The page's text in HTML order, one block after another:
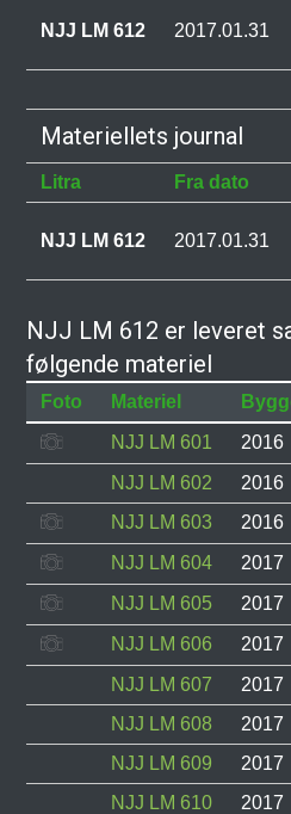
NJJ LM 612 2017.01.31
Materiellets journal
Litra Fra dato
NJJ LM 612 2017.01.31
NJJ LM 612 er leveret
følgende materiel
Foto Materiel
NJJ LM 601
2016
NJJ LM 602
2016
NJJ LM 603
2016
NJJ LM 604
2017
NJJ LM 605
2017
NJJ LM 606
2017
NJJ LM 607
2017
NJJ LM 608
2017
NJJ LM 609
2017
NJJ LM 610
2017